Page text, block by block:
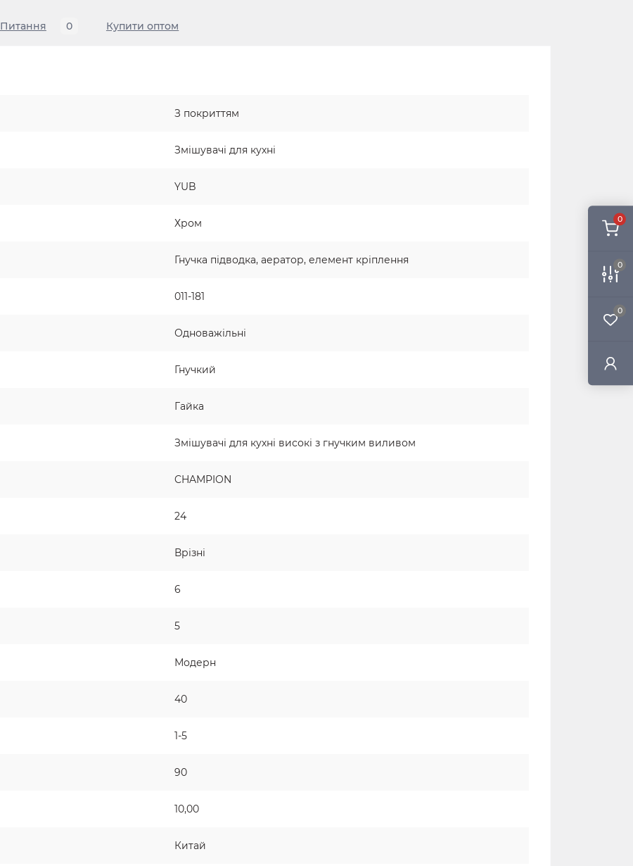
0
0
0
Питання 0 Купити оптом
З покриттям
Змішувачі для кухні
YUB
Хром
Гнучка підводка, аератор, елемент кріплення
011-181
Одноважільні
Гнучкий
Гайка
Змішувачі для кухні високі з гнучким виливом
CHAMPION
24
Врізні
6
5
Модерн
40
1-5
90
10,00
Китай